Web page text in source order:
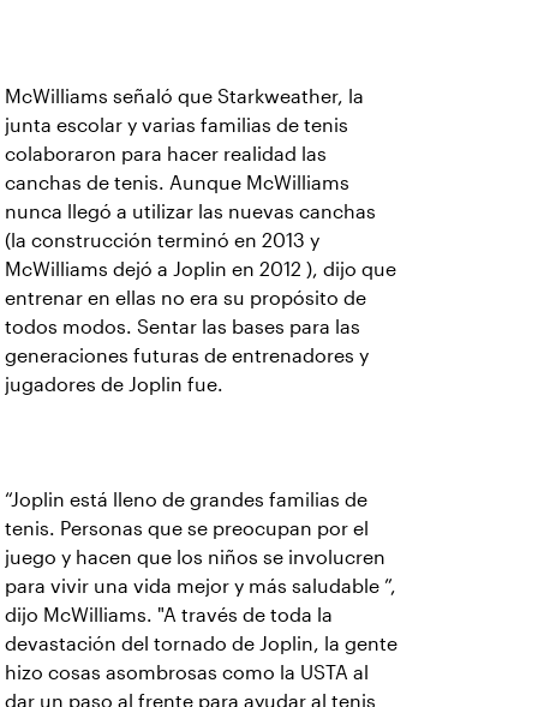
McWilliams señaló que Starkweather, la
junta escolar y varias familias de tenis
colaboraron para hacer realidad las
canchas de tenis. Aunque McWilliams
nunca llegó a utilizar las nuevas canchas
(la construcción terminó en 2013 y
McWilliams dejó a Joplin en 2012 ), dijo que
entrenar en ellas no era su propósito de
todos modos. Sentar las bases para las
generaciones futuras de entrenadores y
jugadores de Joplin fue.
“Joplin está lleno de grandes familias de
tenis. Personas que se preocupan por el
juego y hacen que los niños se involucren
para vivir una vida mejor y más saludable ”,
dijo McWilliams. "A través de toda la
devastación del tornado de Joplin, la gente
hizo cosas asombrosas como la USTA al
dar un paso al frente para ayudar al tenis